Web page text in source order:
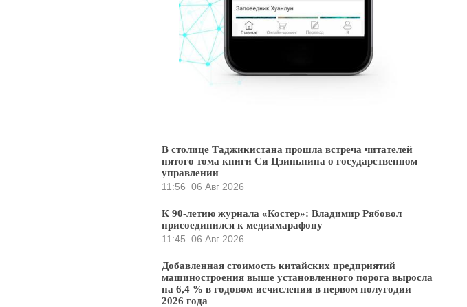
В столице Таджикистана прошла встреча читателей
пятого тома книги Си Цзиньпина о государственном
управлении
11:56 06 Авг 2026
К 90-летию журнала «Костер»: Владимир Рябовол
присоединился к медиамарафону
11:45 06 Авг 2026
Добавленная стоимость китайских предприятий
машиностроения выше установленного порога выросла
на 6,4 % в годовом исчислении в первом полугодии
2026 года